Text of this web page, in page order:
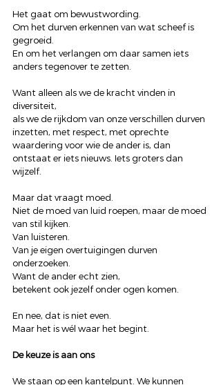
Het gaat om bewustwording.
Om het durven erkennen van wat scheef is
gegroeid.
En om het verlangen om daar samen iets
anders tegenover te zetten.
Want alleen als we de kracht vinden in
diversiteit,
als we de rijkdom van onze verschillen durven
inzetten, met respect, met oprechte
waardering voor wie de ander is, dan
ontstaat er iets nieuws. Iets groters dan
wijzelf.
Maar dat vraagt moed.
Niet de moed van luid roepen, maar de moed
van stil kijken.
Van luisteren.
Van je eigen overtuigingen durven
onderzoeken.
Want de ander echt zien,
betekent ook jezelf onder ogen komen.
En nee, dat is niet even.
Maar het is wél waar het begint.
De keuze is aan ons
We staan op een kantelpunt. We kunnen